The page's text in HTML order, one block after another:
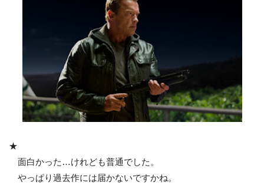
★
面白かった…けれども普通でした。
やっぱり過去作には届かないですかね。